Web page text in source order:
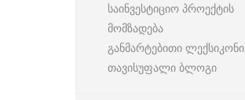
საინვესტიციო პროექტის
მომზადება
განმარტებითი ლექსიკონი
თავისუფალი ბლოგი